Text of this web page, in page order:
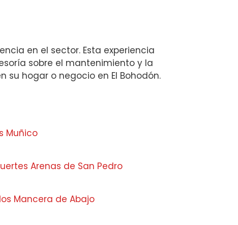
en el sector. Esta experiencia
sobre el mantenimiento y la
hogar o negocio en El Bohodón.
Muñico
Arenas de San Pedro
Mancera de Abajo